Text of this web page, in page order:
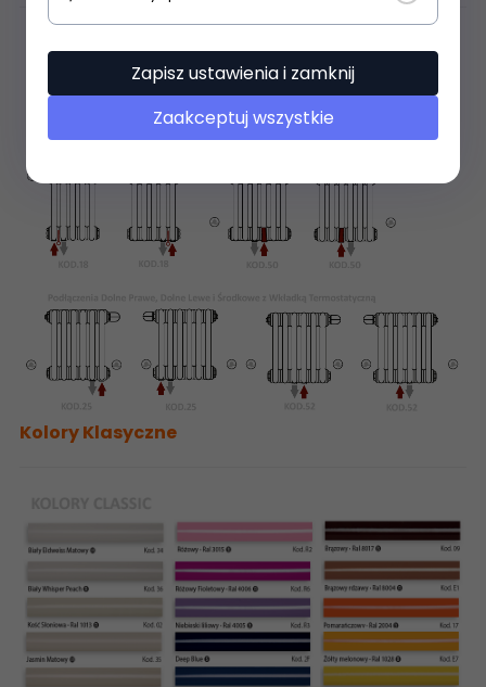
Kolory Klasyczne
Zapisz ustawienia i zamknij
Zaakceptuj wszystkie